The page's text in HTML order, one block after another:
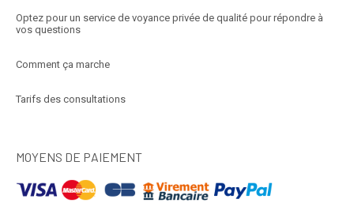
Optez pour un service de voyance privée de qualité pour répondre à
vos questions
Comment ça marche
Tarifs des consultations
MOYENS DE PAIEMENT